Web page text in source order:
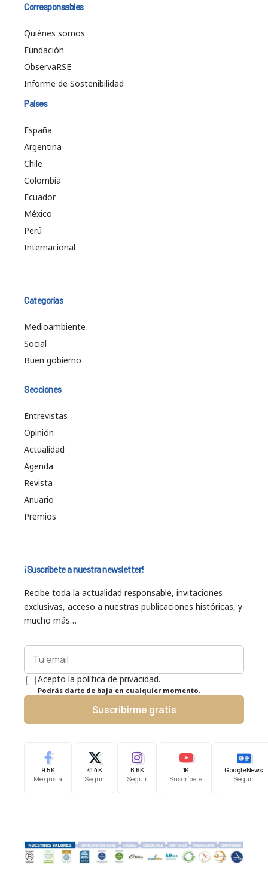
Corresponsables
Quiénes somos
Fundación
ObservaRSE
Informe de Sostenibilidad
Países
España
Argentina
Chile
Colombia
Ecuador
México
Perú
Internacional
Categorías
Medioambiente
Social
Buen gobierno
Secciones
Entrevistas
Opinión
Actualidad
Agenda
Revista
Anuario
Premios
¡Suscríbete a nuestra newsletter!
Recibe toda la actualidad responsable, invitaciones
exclusivas, acceso a nuestras publicaciones históricas, y
mucho más…
Acepto la política de privacidad.
Podrás darte de baja en cualquier momento.
Suscribirme gratis
9.5K
Me gusta
41.4K
Seguir
6.6K
Seguir
1K
Suscríbete
Google News
Seguir